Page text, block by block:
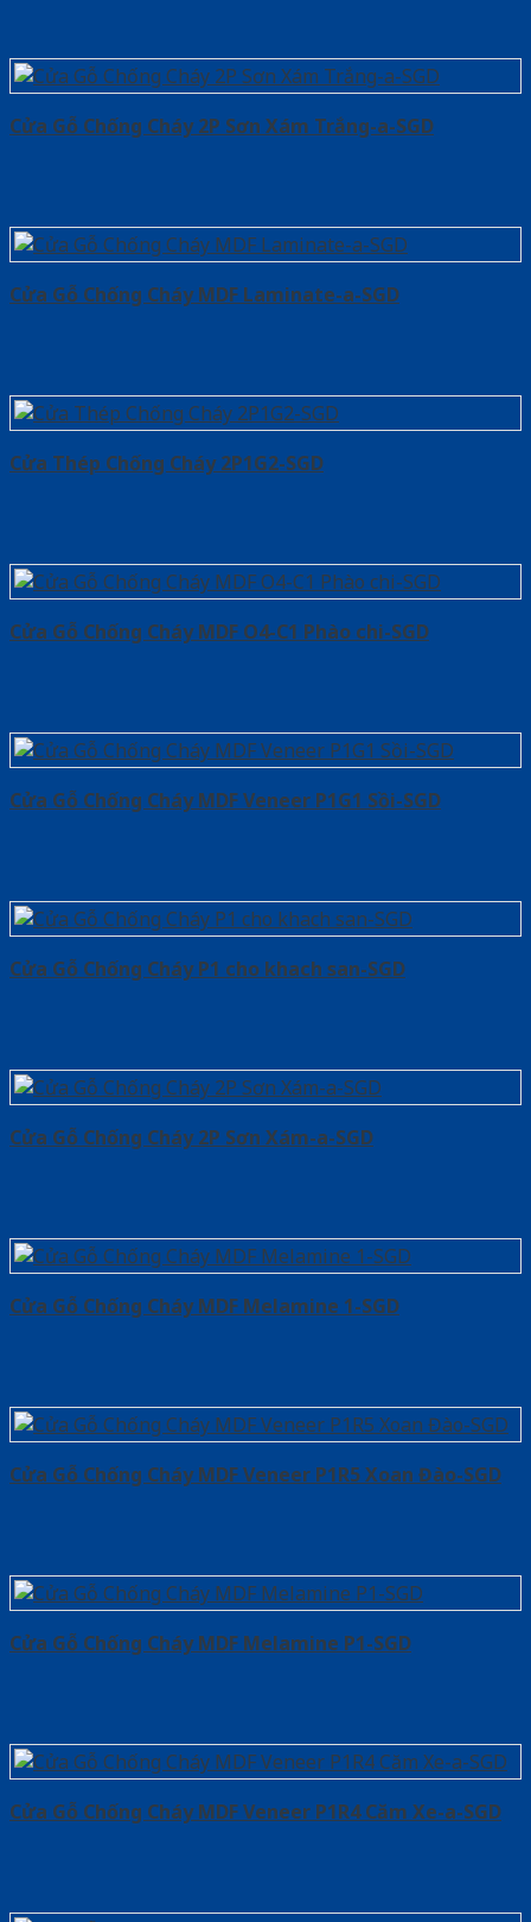
Cửa Gỗ Chống Cháy 2P Sơn Xám Trắng-a-SGD
Cửa Gỗ Chống Cháy MDF Laminate-a-SGD
Cửa Thép Chống Cháy 2P1G2-SGD
Cửa Gỗ Chống Cháy MDF O4-C1 Phào chi-SGD
Cửa Gỗ Chống Cháy MDF Veneer P1G1 Sồi-SGD
Cửa Gỗ Chống Cháy P1 cho khach san-SGD
Cửa Gỗ Chống Cháy 2P Sơn Xám-a-SGD
Cửa Gỗ Chống Cháy MDF Melamine 1-SGD
Cửa Gỗ Chống Cháy MDF Veneer P1R5 Xoan Đào-SGD
Cửa Gỗ Chống Cháy MDF Melamine P1-SGD
Cửa Gỗ Chống Cháy MDF Veneer P1R4 Căm Xe-a-SGD